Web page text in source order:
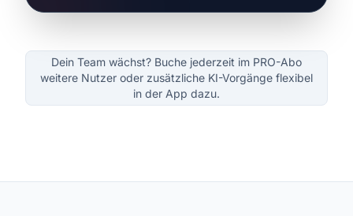
Dein Team wächst? Buche jederzeit im PRO-Abo
weitere Nutzer oder zusätzliche KI-Vorgänge flexibel
in der App dazu.